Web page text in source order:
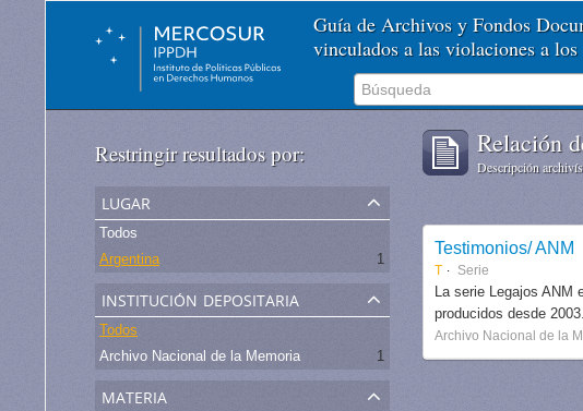
Guía de Archivos y Fondos
vinculados a las violaciones a
Restringir resultados por:
lugar
Todos
Argentina
1
institución depositaria
Todos
Archivo Nacional de la Memoria
1
materia
Relación
Descripción
Testimonios/ ANM
T Serie
La serie Legajos ANM
producidos desde 2003.
Archivo Nacional de la